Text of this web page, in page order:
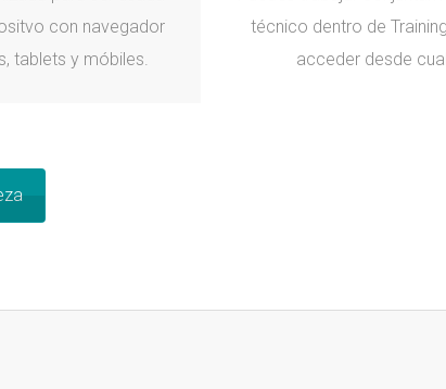
con navegador
tablets y móbiles.
técnico dentro de
acceder desde